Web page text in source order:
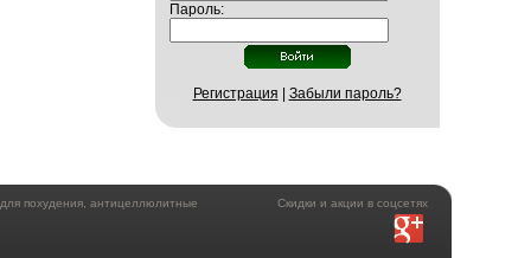
Пароль:
Регистрация Забыли пароль?
Скидки и акции в соцсетях
похудения, антицеллюлитные